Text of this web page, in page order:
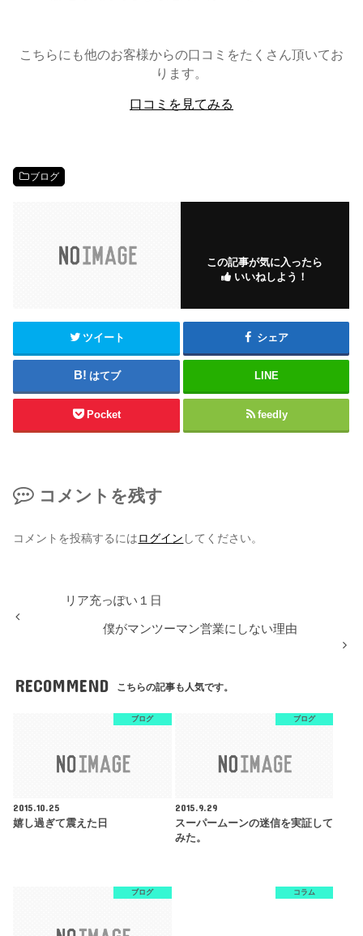
こちらにも他のお客様からの口コミをたくさん頂いてお
ります。
口コミを見てみる
ブログ
この記事が気に入ったら
いいねしよう！
ツイート シェア
はてブ LINE
Pocket feedly
コメントを残す
コメントを投稿するにはログイン してください。
リア充っぽい１日
僕がマンツーマン営業にしない理由
RECOMMEND こちらの記事も人気です。
ブログ
2015.10.25
嬉し過ぎて震えた日
ブログ
2015.9.29
スーパームーンの迷信を実証して
みた。
ブログ コラム